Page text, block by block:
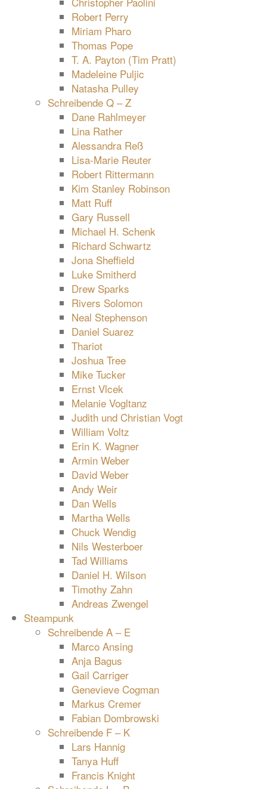
Robert Perry
Miriam Pharo
Thomas Pope
T. A. Payton (Tim Pratt)
Madeleine Puljic
Natasha Pulley
Schreibende Q – Z
Dane Rahlmeyer
Lina Rather
Alessandra Reß
Lisa-Marie Reuter
Robert Rittermann
Kim Stanley Robinson
Matt Ruff
Gary Russell
Michael H. Schenk
Richard Schwartz
Jona Sheffield
Luke Smitherd
Drew Sparks
Rivers Solomon
Neal Stephenson
Daniel Suarez
Thariot
Joshua Tree
Mike Tucker
Ernst Vlcek
Melanie Vogltanz
Judith und Christian Vogt
William Voltz
Erin K. Wagner
Armin Weber
David Weber
Andy Weir
Dan Wells
Martha Wells
Chuck Wendig
Nils Westerboer
Tad Williams
Daniel H. Wilson
Timothy Zahn
Andreas Zwengel
Steampunk
Schreibende A – E
Marco Ansing
Anja Bagus
Gail Carriger
Genevieve Cogman
Markus Cremer
Fabian Dombrowski
Schreibende F – K
Lars Hannig
Tanya Huff
Francis Knight